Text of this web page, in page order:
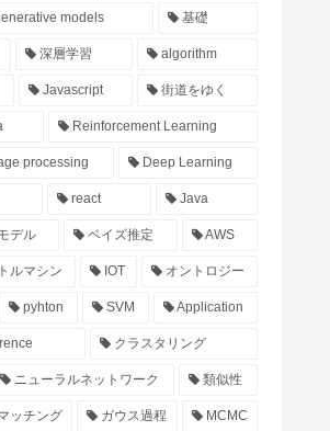
models 基礎
深層学習 algorithm
Javascript 街道をゆく
Reinforcement Learning
processing Deep Learning
react Java
デル ベイズ推定 AWS
ルマシン IOT オントロジー
pyhton SVM Application
クラスタリング
ニューラルネットワーク 類似性
ッチング ガウス過程 MCMC